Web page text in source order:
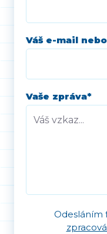
Váš e-mail
Vaše zpráva*
Odesláním